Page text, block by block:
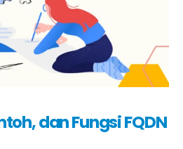
dan Fungsi FQDN